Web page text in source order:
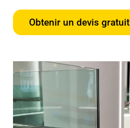
Obtenir un devis gratuit